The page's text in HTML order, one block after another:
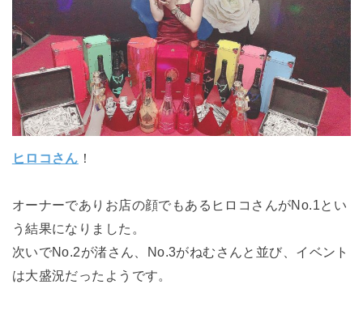
ヒロコさん ！
オーナーでありお店の顔でもあるヒロコさんがNo.1とい
う結果になりました。
次いでNo.2が渚さん、No.3がねむさんと並び、イベント
は大盛況だったようです。